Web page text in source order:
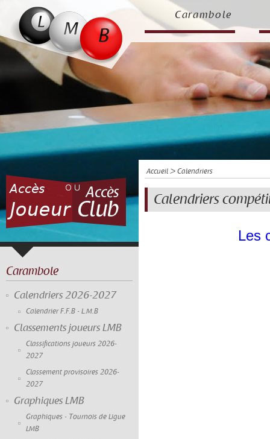
Carambole
Carambole
Calendriers 2026-2027
Calendrier F.F.B - L.M.B
Classements joueurs LMB
Classifications joueurs 2026-
2027
Classement provisoires 2026-
2027
Graphiques LMB
Graphiques - Tournois de Ligue
LMB
Accueil > Calendriers
Calendriers
Les